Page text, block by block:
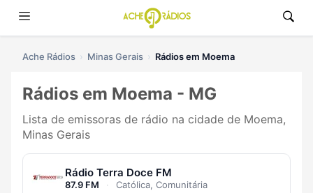
Ache Rádios Minas Gerais Rádios em Moema
Rádios em Moema - MG
Lista de emissoras de rádio na cidade de Moema,
Minas Gerais
Rádio Terra Doce FM
87.9 FM · Católica, Comunitária